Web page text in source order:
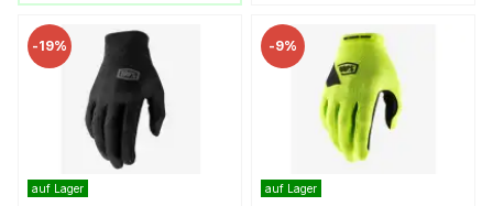
-19%
auf Lager
-9%
auf Lager